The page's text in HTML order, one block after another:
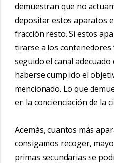
demuestran que no
depositar estos aparatos
fracción resto. Si estos
tirarse a los contenedores
seguido el canal
haberse cumplido el
mencionado. Lo que
en la concienciación de la
Además, cuantos más
consigamos recoger,
primas secundarias se